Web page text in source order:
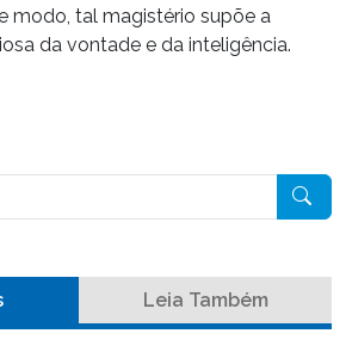
modo, tal magistério supõe a
da vontade e da inteligência.
Leia Também